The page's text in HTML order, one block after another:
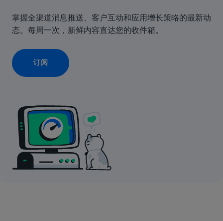
掌握全渠道消息推送、客户互动和应用增长策略的最新动
态。每周一次，新鲜内容直达您的收件箱。
订阅